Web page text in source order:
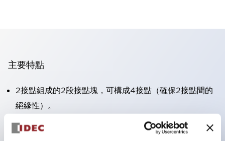
主要特點
2接點組成的2段接點塊，可構成4接點（確保2接點間的
絕緣性）。
面板深度39.9mm（※11段接點塊）、59.9mm（※22段
接點塊）。可實現省空間設計。